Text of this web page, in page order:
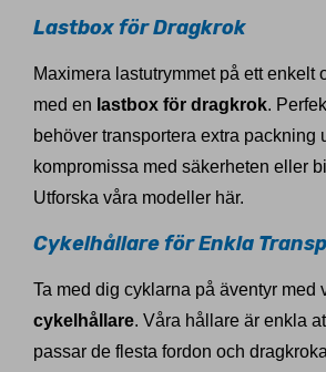
Lastbox för Dragkrok
Maximera lastutrymmet på ett enkelt
med en lastbox för dragkrok.
behöver transportera extra packning
kompromissa med säkerheten eller
Utforska våra modeller här.
Cykelhållare för Enkla
Ta med dig cyklarna på äventyr med
cykelhållare. Våra hållare är enkla
passar de flesta fordon och